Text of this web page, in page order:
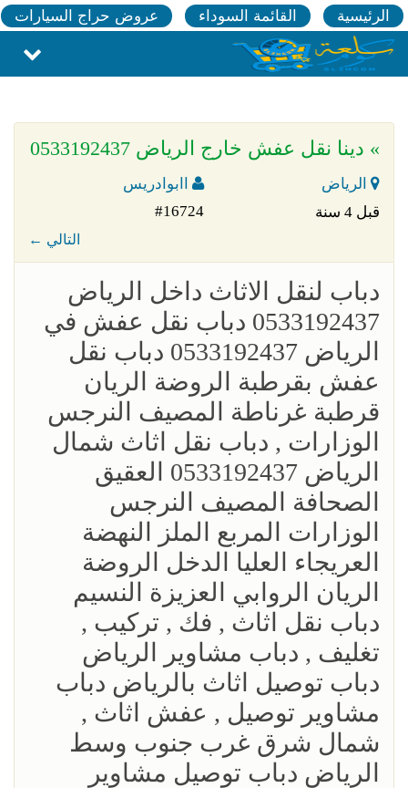
الرئيسية القائمة السوداء عروض حراج السيارات
» دينا نقل عفش خارج الرياض 0533192437
الرياض
اابوادريس
قبل 4 سنة
#16724
← التالي
دباب لنقل الاثاث داخل الرياض
0533192437 دباب نقل عفش في
الرياض 0533192437 دباب نقل
عفش بقرطبة الروضة الريان
قرطبة غرناطة المصيف النرجس
الوزارات , دباب نقل اثاث شمال
الرياض 0533192437 العقيق
الصحافة المصيف النرجس
الوزارات المربع الملز النهضة
العريجاء العليا الدخل الروضة
الريان الروابي العزيزة النسيم
‎دباب نقل اثاث , فك , تركيب ,
تغليف , دباب مشاوير الرياض
دباب توصيل اثاث بالرياض دباب
مشاوير توصيل , عفش اثاث ,
شمال شرق غرب جنوب وسط
الرياض دباب توصيل مشاوير